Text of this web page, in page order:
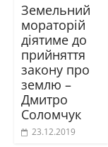
Земельний
мораторій
діятиме до
прийняття
закону про
землю –
Дмитро
Соломчук
23.12.2019